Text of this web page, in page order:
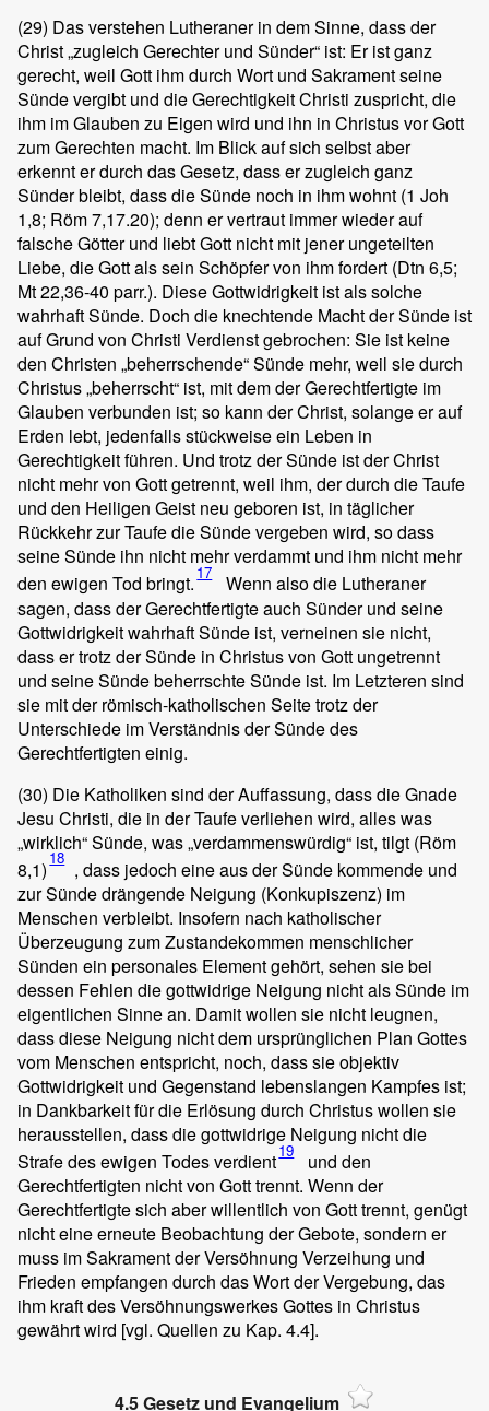
(29) Das verstehen Lutheraner in dem Sinne, dass der
Christ „zugleich Gerechter und Sünder“ ist: Er ist ganz
gerecht, weil Gott ihm durch Wort und Sakrament seine
Sünde vergibt und die Gerechtigkeit Christi zuspricht, die
ihm im Glauben zu Eigen wird und ihn in Christus vor Gott
zum Gerechten macht. Im Blick auf sich selbst aber
erkennt er durch das Gesetz, dass er zugleich ganz
Sünder bleibt, dass die Sünde noch in ihm wohnt (1 Joh
1,8; Röm 7,17.20); denn er vertraut immer wieder auf
falsche Götter und liebt Gott nicht mit jener ungeteilten
Liebe, die Gott als sein Schöpfer von ihm fordert (Dtn 6,5;
Mt 22,36-40 parr.). Diese Gottwidrigkeit ist als solche
wahrhaft Sünde. Doch die knechtende Macht der Sünde ist
auf Grund von Christi Verdienst gebrochen: Sie ist keine
den Christen „beherrschende“ Sünde mehr, weil sie durch
Christus „beherrscht“ ist, mit dem der Gerechtfertigte im
Glauben verbunden ist; so kann der Christ, solange er auf
Erden lebt, jedenfalls stückweise ein Leben in
Gerechtigkeit führen. Und trotz der Sünde ist der Christ
nicht mehr von Gott getrennt, weil ihm, der durch die Taufe
und den Heiligen Geist neu geboren ist, in täglicher
Rückkehr zur Taufe die Sünde vergeben wird, so dass
seine Sünde ihn nicht mehr verdammt und ihm nicht mehr
den ewigen Tod bringt. 17
Wenn also die Lutheraner
sagen, dass der Gerechtfertigte auch Sünder und seine
Gottwidrigkeit wahrhaft Sünde ist, verneinen sie nicht,
dass er trotz der Sünde in Christus von Gott ungetrennt
und seine Sünde beherrschte Sünde ist. Im Letzteren sind
sie mit der römisch-katholischen Seite trotz der
Unterschiede im Verständnis der Sünde des
Gerechtfertigten einig.
(30) Die Katholiken sind der Auffassung, dass die Gnade
Jesu Christi, die in der Taufe verliehen wird, alles was
„wirklich“ Sünde, was „verdammenswürdig“ ist, tilgt (Röm
8,1) 18 , dass jedoch eine aus der Sünde kommende und
zur Sünde drängende Neigung (Konkupiszenz) im
Menschen verbleibt. Insofern nach katholischer
Überzeugung zum Zustandekommen menschlicher
Sünden ein personales Element gehört, sehen sie bei
dessen Fehlen die gottwidrige Neigung nicht als Sünde im
eigentlichen Sinne an. Damit wollen sie nicht leugnen,
dass diese Neigung nicht dem ursprünglichen Plan Gottes
vom Menschen entspricht, noch, dass sie objektiv
Gottwidrigkeit und Gegenstand lebenslangen Kampfes ist;
in Dankbarkeit für die Erlösung durch Christus wollen sie
herausstellen, dass die gottwidrige Neigung nicht die
Strafe des ewigen Todes verdient19
und den
Gerechtfertigten nicht von Gott trennt. Wenn der
Gerechtfertigte sich aber willentlich von Gott trennt, genügt
nicht eine erneute Beobachtung der Gebote, sondern er
muss im Sakrament der Versöhnung Verzeihung und
Frieden empfangen durch das Wort der Vergebung, das
ihm kraft des Versöhnungswerkes Gottes in Christus
gewährt wird [vgl. Quellen zu Kap. 4.4].
4.5 Gesetz und Evangelium